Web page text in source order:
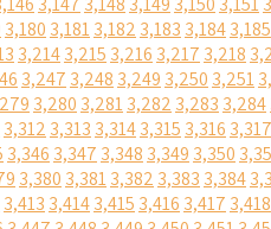
3,180 3,1813,182 3,183 3,1843,185
3,2143,215 3,216 3,217 3,218
3,247 3,248 3,249 3,250 3,251
3,280 3,2813,282 3,283 3,284
3,312 3,313 3,3143,315 3,316 3,317
3,346 3,347 3,348 3,349 3,350
3,380 3,3813,382 3,383 3,384
3,413 3,4143,415 3,416 3,417 3,418